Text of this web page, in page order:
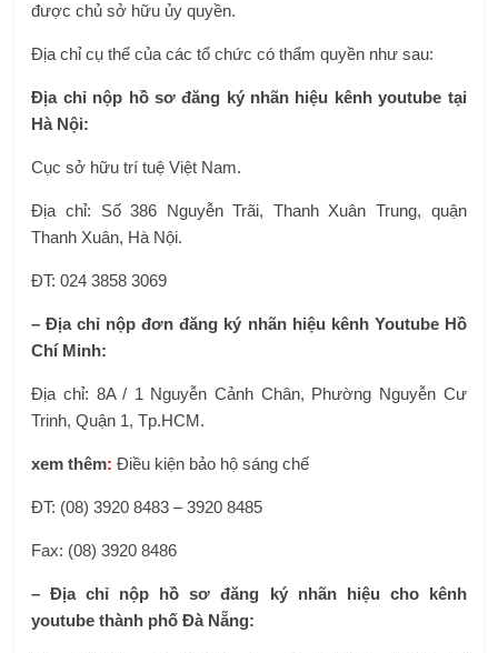
được chủ sở hữu ủy quyền.
Địa chỉ cụ thể của các tổ chức có thẩm quyền như sau:
Địa chỉ nộp hồ sơ đăng ký nhãn hiệu kênh youtube tại
Hà Nội:
Cục sở hữu trí tuệ Việt Nam.
Địa chỉ: Số 386 Nguyễn Trãi, Thanh Xuân Trung, quận
Thanh Xuân, Hà Nội.
ĐT:024 3858 3069
– Địa chỉ nộp đơn đăng ký nhãn hiệu kênh Youtube Hồ
Chí Minh:
Địa chỉ: 8A / 1 Nguyễn Cảnh Chân, Phường Nguyễn Cư
Trinh, Quận 1, Tp.HCM.
xem thêm: Điều kiện bảo hộ sáng chế
ĐT: (08) 3920 8483 – 3920 8485
Fax: (08) 3920 8486
– Địa chỉ nộp hồ sơ đăng ký nhãn hiệu cho kênh
youtube thành phố Đà Nẵng: